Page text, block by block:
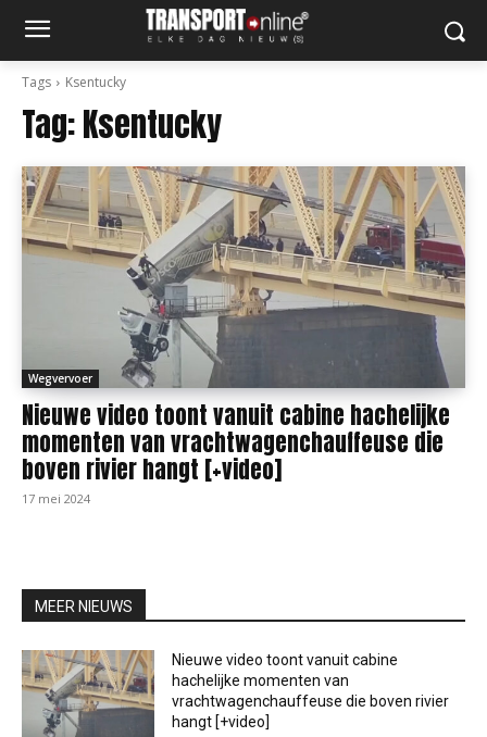
Tags Ksentucky
Tag:Ksentucky
Wegvervoer
Nieuwe video toont vanuit cabine hachelijke
momenten van vrachtwagenchauffeuse die
boven rivier hangt [+video]
17 mei 2024
MEER NIEUWS
Nieuwe video toont vanuit cabine
hachelijke momenten van
vrachtwagenchauffeuse die boven rivier
hangt [+video]